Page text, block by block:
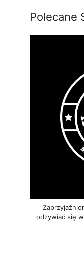
Polecane
odżywiać się